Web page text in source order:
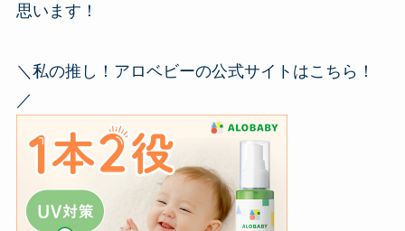
思います！
＼私の推し！アロベビーの公式サイトはこちら！
／